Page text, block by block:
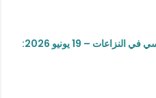
اليوم الدولي للقضاء على العنف الجنسي في النزاعات – 19 يونيو 2026: